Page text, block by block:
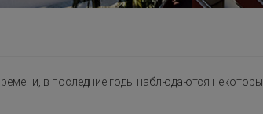
в последние годы наблюдаются